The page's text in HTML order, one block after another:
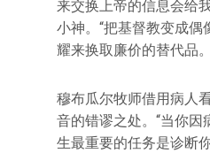
来交换上帝的信息会给
小神。“把基督教变成
耀来换取廉价的替代品
穆布瓜尔牧师借用病人
音的错谬之处。“当你因
生最重要的任务是诊断